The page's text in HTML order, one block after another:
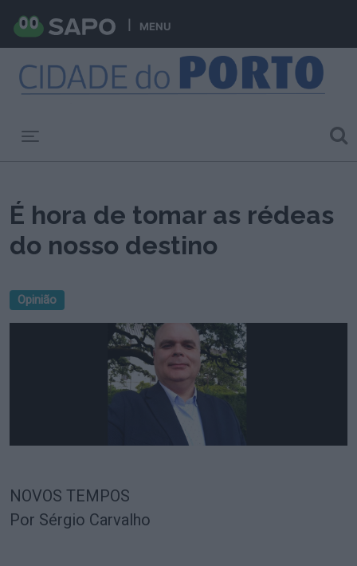
MENU
É hora de tomar as rédeas
do nosso destino
Opinião
NOVOS TEMPOS
Por Sérgio Carvalho